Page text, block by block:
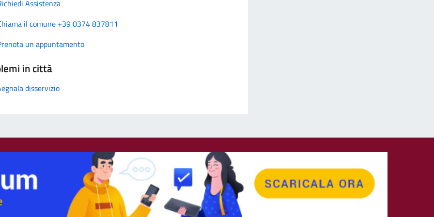
Assistenza
il comune +39 0374 837811
un appuntamento
in città
disservizio